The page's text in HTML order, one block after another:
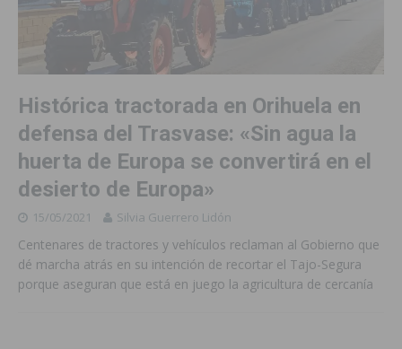
Histórica tractorada en Orihuela en
defensa del Trasvase: «Sin agua la
huerta de Europa se convertirá en el
desierto de Europa»
15/05/2021 Silvia Guerrero Lidón
Centenares de tractores y vehículos reclaman al Gobierno que
dé marcha atrás en su intención de recortar el Tajo-Segura
porque aseguran que está en juego la agricultura de cercanía